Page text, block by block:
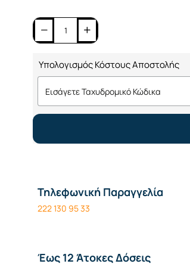
Υπολογισμός Κόστους Αποστολής
Τηλεφωνική Παραγγελία
222 130 95 33
Έως 12 Άτοκες Δόσεις